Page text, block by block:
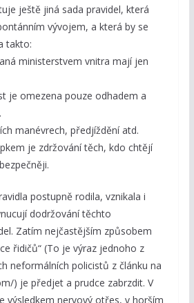
ještě jiná sada pravidel, která
vývojem, a která by se
takto:
ministerstvem vnitra mají jen
je omezena pouze odhadem a
manévrech, předjíždění atd.
je zdržování těch, kdo chtějí
postupně rodila, vznikala i
dodržování těchto
Zatím nejčastějším způsobem
řidičů“ (To je výraz jednoho z
neformálních policistů z článku na
) je předjet a prudce zabrzdit. V
výsledkem nervový otřes, v horším